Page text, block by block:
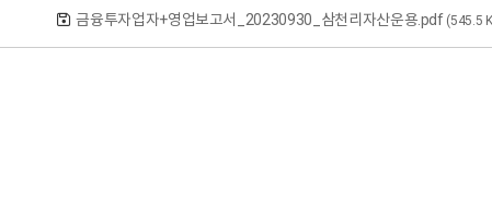
금융투자업자+영업보고서_20230930_삼천리자산운용.pdf (545.5